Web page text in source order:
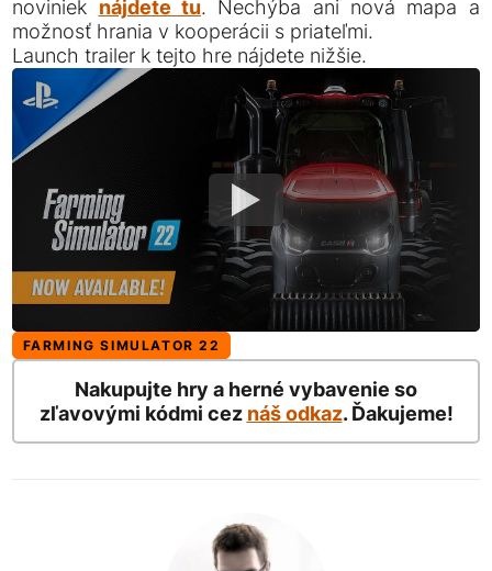
noviniek nájdete tu. Nechýba ani nová mapa a
možnosť hrania v kooperácii s priateľmi.
Launch trailer k tejto hre nájdete nižšie.
FARMING SIMULATOR 22
Nakupujte hry a herné vybavenie so
zľavovými kódmi cez náš odkaz. Ďakujeme!